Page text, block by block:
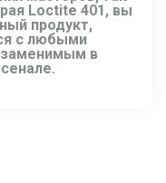
Loctite 401, вы
продукт,
с любыми
в